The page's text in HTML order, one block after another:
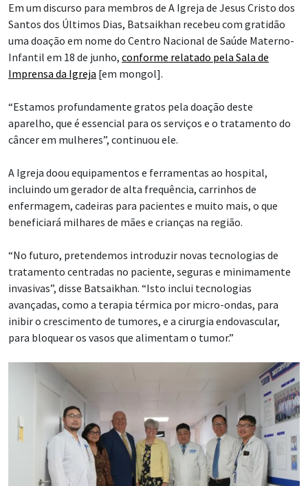
Em um discurso para membros de A Igreja de Jesus Cristo dos
Santos dos Últimos Dias, Batsaikhan recebeu com gratidão
uma doação em nome do Centro Nacional de Saúde Materno-
Infantil em 18 de junho, conforme relatado pela Sala de
Imprensa da Igreja [em mongol].
“Estamos profundamente gratos pela doação deste
aparelho, que é essencial para os serviços e o tratamento do
câncer em mulheres”, continuou ele.
A Igreja doou equipamentos e ferramentas ao hospital,
incluindo um gerador de alta frequência, carrinhos de
enfermagem, cadeiras para pacientes e muito mais, o que
beneficiará milhares de mães e crianças na região.
“No futuro, pretendemos introduzir novas tecnologias de
tratamento centradas no paciente, seguras e minimamente
invasivas”, disse Batsaikhan. “Isto inclui tecnologias
avançadas, como a terapia térmica por micro-ondas, para
inibir o crescimento de tumores, e a cirurgia endovascular,
para bloquear os vasos que alimentam o tumor.”